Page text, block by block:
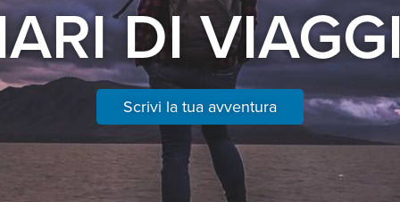
DI
Scrivi la tua avventura